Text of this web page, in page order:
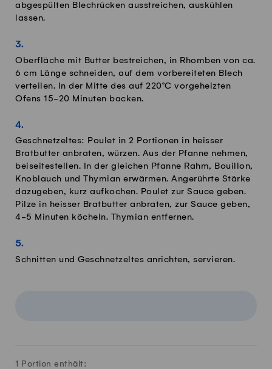
abgespülten Blechrücken ausstreichen, auskühlen
lassen.
Oberfläche mit Butter bestreichen, in Rhomben von ca.
6 cm Länge schneiden, auf dem vorbereiteten Blech
verteilen. In der Mitte des auf 220°C vorgeheizten
Ofens 15-20 Minuten backen.
Geschnetzeltes: Poulet in 2 Portionen in heisser
Bratbutter anbraten, würzen. Aus der Pfanne nehmen,
beiseitestellen. In der gleichen Pfanne Rahm, Bouillon,
Knoblauch und Thymian erwärmen. Angerührte Stärke
dazugeben, kurz aufkochen. Poulet zur Sauce geben.
Pilze in heisser Bratbutter anbraten, zur Sauce geben,
4-5 Minuten köcheln. Thymian entfernen.
Schnitten und Geschnetzeltes anrichten, servieren.
1 Portion enthält: